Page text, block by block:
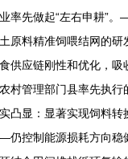
率先做起“左右申耕”
原料精准饲喂结网的研
供应链刚性和优化，吸
村管理部门县率先执行
凸显：显著实现饲料转
仍控制能源损耗方向稳